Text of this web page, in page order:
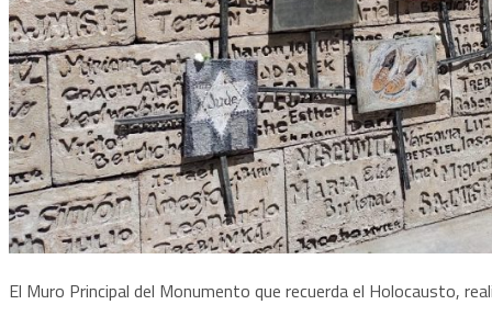
El Muro Principal del Monumento que recuerda el Holocausto,